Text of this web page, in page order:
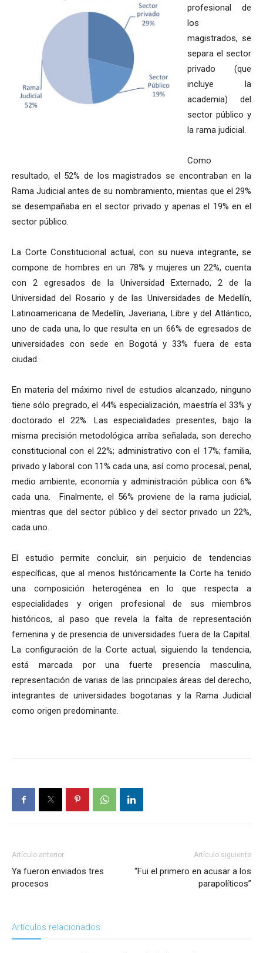
profesional de
los
magistrados, se
separa el sector
privado (que
incluye la
academia) del
sector público y
la rama judicial.
Como
resultado, el 52% de los magistrados se encontraban en la
Rama Judicial antes de su nombramiento, mientas que el 29%
se desempañaba en el sector privado y apenas el 19% en el
sector público.
La Corte Constitucional actual, con su nueva integrante, se
compone de hombres en un 78% y mujeres un 22%, cuenta
con 2 egresados de la Universidad Externado, 2 de la
Universidad del Rosario y de las Universidades de Medellín,
Latinoamericana de Medellín, Javeriana, Libre y del Atlántico,
uno de cada una, lo que resulta en un 66% de egresados de
universidades con sede en Bogotá y 33% fuera de esta
ciudad.
En materia del máximo nivel de estudios alcanzado, ninguno
tiene sólo pregrado, el 44% especialización, maestría el 33% y
doctorado el 22%. Las especialidades presentes, bajo la
misma precisión metodológica arriba señalada, son derecho
constitucional con el 22%; administrativo con el 17%; familia,
privado y laboral con 11% cada una, así como procesal, penal,
medio ambiente, economía y administración pública con 6%
cada una. Finalmente, el 56% proviene de la rama judicial,
mientras que del sector público y del sector privado un 22%,
cada uno.
El estudio permite concluir, sin perjuicio de tendencias
específicas, que al menos históricamente la Corte ha tenido
una composición heterogénea en lo que respecta a
especialidades y origen profesional de sus miembros
históricos, al paso que revela la falta de representación
femenina y de presencia de universidades fuera de la Capital.
La configuración de la Corte actual, siguiendo la tendencia,
está marcada por una fuerte presencia masculina,
representación de varias de las principales áreas del derecho,
integrantes de universidades bogotanas y la Rama Judicial
como origen predominante.
Artículo anterior
Ya fueron enviados tres
procesos
Artículo siguiente
“Fui el primero en acusar a los
parapolíticos”
Artículos relacionados